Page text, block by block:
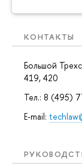
КОНТАКТЫ
Большой
419, 420
Тел.: 8 (495)
E-mail: